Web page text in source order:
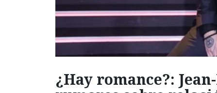
¿Hay romance?: